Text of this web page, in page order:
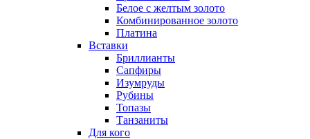
Белое с желтым золото
Комбинированное золото
Платина
Вставки
Бриллианты
Сапфиры
Изумруды
Рубины
Топазы
Танзаниты
Для кого